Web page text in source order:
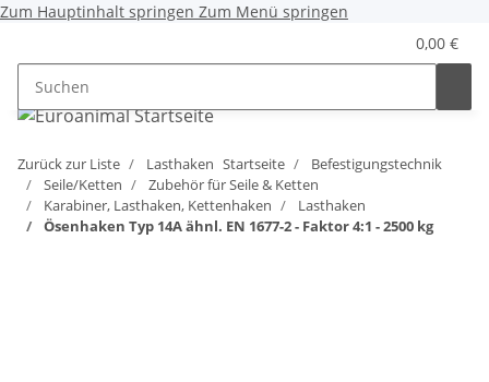
Zum Hauptinhalt springen Zum Menü springen
0,00 €
Zurück zur Liste Lasthaken Startseite
Befestigungstechnik
Seile/Ketten
Zubehör für Seile & Ketten
Karabiner, Lasthaken, Kettenhaken
Lasthaken
Ösenhaken Typ 14A ähnl. EN 1677-2 - Faktor 4:1 - 2500 kg